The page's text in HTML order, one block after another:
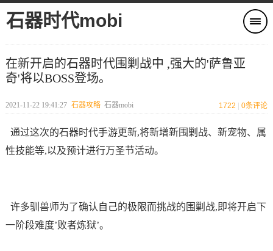
石器时代mobi
在新开启的石器时代围剿战中 ,强大的'萨鲁亚
奇'将以BOSS登场。
2021-11-22 19:41:27 石器攻略 石器mobi 1722 0条评论
通过这次的石器时代手游更新,将新增新围剿战、新宠物、属
性技能等,以及预计进行万圣节活动。
许多驯兽师为了确认自己的极限而挑战的围剿战,即将开启下
一阶段难度’败者炼狱’。